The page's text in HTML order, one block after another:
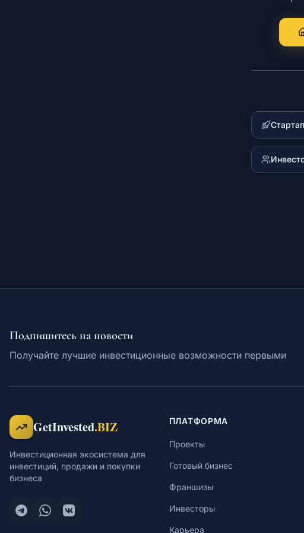
Подпишитесь на новости
Получайте лучшие инвестиционные возможности первыми
GetInvested.BIZ
Инвестиционная экосистема для
инвестиций, продажи и покупки
бизнеса
ПЛАТФОРМА
Проекты
Готовый бизнес
Франшизы
Инвесторы
Карьера